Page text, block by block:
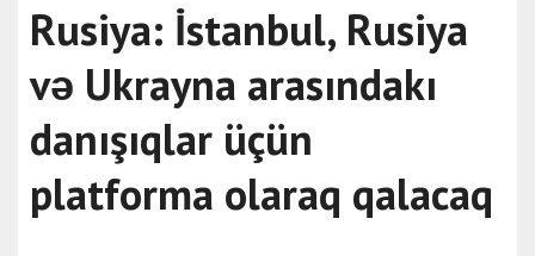
Rusiya: İstanbul, Rusiya
və Ukrayna arasındakı
danışıqlar üçün
platforma olaraq qalacaq